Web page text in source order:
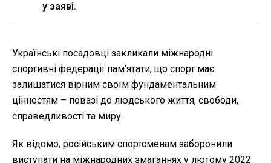
у заяві.
Українські посадовці закликали міжнародні
спортивні федерації пам’ятати, що спорт має
залишатися вірним своїм фундаментальним
цінностям – повазі до людського життя, свободи,
справедливості та миру.
Як відомо, російським спортсменам заборонили
виступати на міжнародних змаганнях у лютому 2022